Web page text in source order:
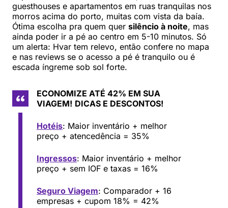
guesthouses e apartamentos em ruas tranquilas nos
morros acima do porto, muitas com vista da baía.
Ótima escolha pra quem quer silêncio à noite, mas
ainda poder ir a pé ao centro em 5-10 minutos. Só
um alerta: Hvar tem relevo, então confere no mapa
e nas reviews se o acesso a pé é tranquilo ou é
escada íngreme sob sol forte.
ECONOMIZE ATÉ 42% EM SUA
VIAGEM! DICAS E DESCONTOS!
Hotéis: Maior inventário + melhor
preço + atencedência = 35%
Ingressos: Maior inventário + melhor
preço + sem IOF e taxas = 16%
Seguro Viagem: Comparador + 16
empresas + cupom 18% = 42%